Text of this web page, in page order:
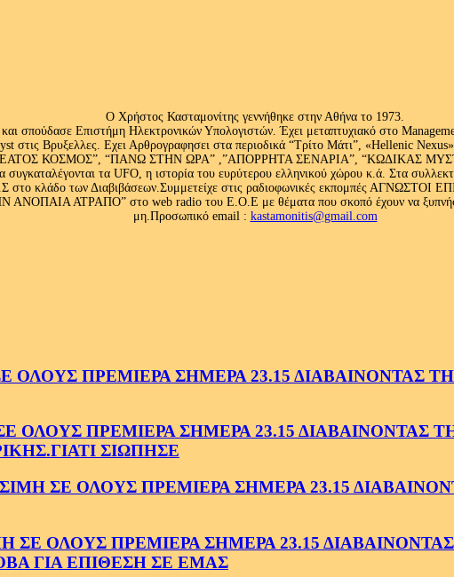
Ο Χρήστος Κασταμονίτης γεννήθηκε στην Αθήνα το 1973.
σπούδασε Επιστήμη Ηλεκτρονικών Υπολογιστών. Έχει μεταπτυχιακό στο
στις Βρυξελλες. Εχει Αρθρογραφησει στα περιοδικά “Τρίτο Μάτι”, «Hellenic
ΚΟΣΜΟΣ”, “ΠΑΝΩ ΣΤΗΝ ΩΡΑ” ,”ΑΠΟΡΡΗΤΑ ΣΕΝΑΡΙΑ”, “ΚΩΔΙΚΑΣ
συγκαταλέγονται τα UFO, η ιστορία του ευρύτερου ελληνικού χώρου κ.ά. Στα
στο κλάδο των Διαβιβάσεων.Συμμετείχε στις ραδιοφωνικές εκπομπές
ΑΤΡΑΠΟ” στο web radio του Ε.Ο.Ε με θέματα που σκοπό έχουν να
μη.Προσωπικό email : kastamonitis@gmail.com
ΠΡΕΜΙΕΡΑ ΣΗΜΕΡΑ 23.15 ΔΙΑΒΑΙΝΟΝΤΑΣ
ΠΡΕΜΙΕΡΑ ΣΗΜΕΡΑ 23.15 ΔΙΑΒΑΙΝΟΝΤΑΣ
ΣΙΩΠΗΣΕ
ΣΕ ΟΛΟΥΣ ΠΡΕΜΙΕΡΑ ΣΗΜΕΡΑ 23.15
ΟΛΟΥΣ ΠΡΕΜΙΕΡΑ ΣΗΜΕΡΑ 23.15 ΔΙΑΒΑΙΝΟΝΤΑΣ
ΓΙΑ ΕΠΙΘΕΣΗ ΣΕ ΕΜΑΣ